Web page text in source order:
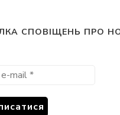
СПОВІЩЕНЬ ПРО